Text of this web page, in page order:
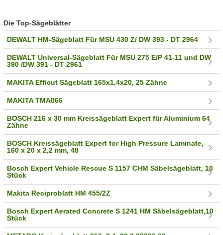
Die Top-Sägeblätter
DEWALT HM-Sägeblatt Für MSU 430 Z/ DW 393 - DT 2964
DEWALT Universal-Sägeblatt Für MSU 275 E/P 41-11 und DW
390 /DW 391 - DT 2961
MAKITA Efficut Sägeblatt 165x1,4x20, 25 Zähne
MAKITA TMA066
BOSCH 216 x 30 mm Kreissägeblatt Expert für Aluminium 64
Zähne
BOSCH Kreissägeblatt Expert for High Pressure Laminate,
160 x 20 x 2,2 mm, 48
Bosch Expert Vehicle Rescue S 1157 CHM Säbelsägeblatt, 10
Stück
Makita Reciproblatt HM 455/2Z
Bosch Expert Aerated Concrete S 1241 HM Säbelsägeblatt,10
Stück